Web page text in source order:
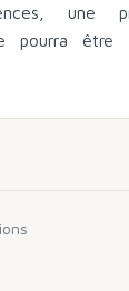
une
pourra être